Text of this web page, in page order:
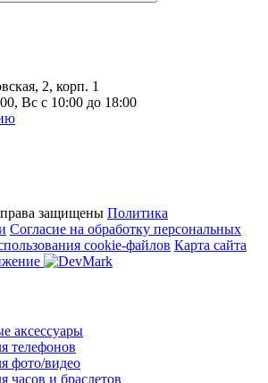
2, корп. 1
Вс с 10:00 до 18:00
защищены Политика
Согласие на обработку персональных
cookie-фaйлoв Карта сайта
аксессуары
телефонов
фото/видео
часов и браслетов